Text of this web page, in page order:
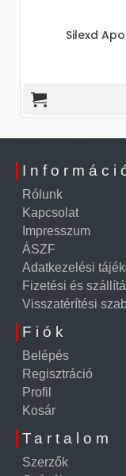
Silexd
Rólunk
Kapcsolat
Impresszum
ÁSZF
Adatkezelési
Fizetési és
Visszatérítési
Fiók
Belépés
Regisztráció
Profil
Kosár
Tartalom
Szerzők